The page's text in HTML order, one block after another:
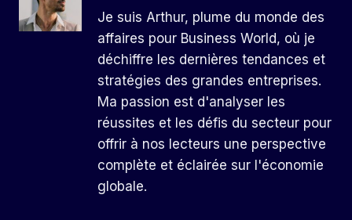
Je suis Arthur, plume du monde des
affaires pour Business World, où je
déchiffre les dernières tendances et
stratégies des grandes entreprises.
Ma passion est d'analyser les
réussites et les défis du secteur pour
offrir à nos lecteurs une perspective
complète et éclairée sur l'économie
globale.